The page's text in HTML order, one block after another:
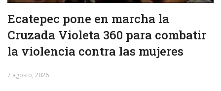
Ecatepec pone en marcha la
Cruzada Violeta 360 para combatir
la violencia contra las mujeres
7 agosto, 2026